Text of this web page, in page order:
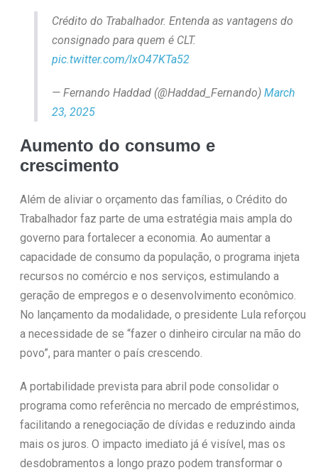
Crédito do Trabalhador. Entenda as vantagens do
consignado para quem é CLT.
pic.twitter.com/lxO47KTa52
— Fernando Haddad (@Haddad_Fernando) March
23, 2025
Aumento do consumo e
crescimento
Além de aliviar o orçamento das famílias, o Crédito do
Trabalhador faz parte de uma estratégia mais ampla do
governo para fortalecer a economia. Ao aumentar a
capacidade de consumo da população, o programa injeta
recursos no comércio e nos serviços, estimulando a
geração de empregos e o desenvolvimento econômico.
No lançamento da modalidade, o presidente Lula reforçou
a necessidade de se “fazer o dinheiro circular na mão do
povo”, para manter o país crescendo.
A portabilidade prevista para abril pode consolidar o
programa como referência no mercado de empréstimos,
facilitando a renegociação de dívidas e reduzindo ainda
mais os juros. O impacto imediato já é visível, mas os
desdobramentos a longo prazo podem transformar o